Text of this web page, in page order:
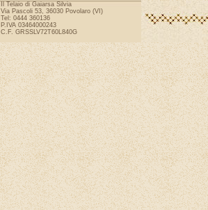
Il Telaio di Gaiarsa Silvia
Via Pascoli 53, 36030 Povolaro (VI)
Tel: 0444 360136
P.IVA 03464000243
C.F. GRSSLV72T60L840G